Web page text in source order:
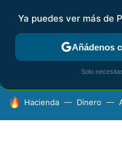
FISCALIDAD Y
HOY SE HABLA DE
Hacienda Dinero
Ya puedes ver más de
Añádenos
Solo